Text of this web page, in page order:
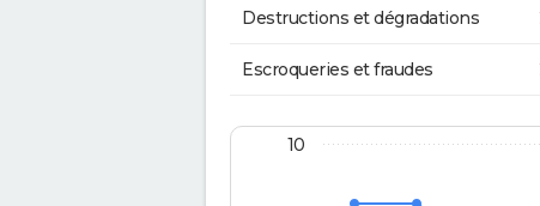
Destructions et dégradations
Escroqueries et fraudes
10